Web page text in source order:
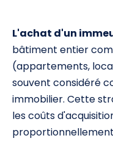
L'achat d'un
bâtiment entier
(appartements,
souvent considéré
immobilier. Cette
les coûts